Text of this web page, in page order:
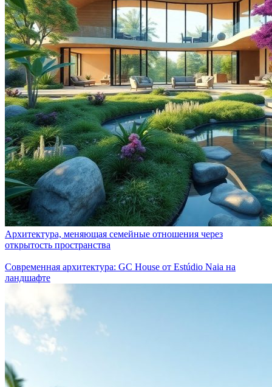
Архитектура, меняющая семейные отношения через
открытость пространства
Современная архитектура: GC House от Estúdio Naia на
ландшафте